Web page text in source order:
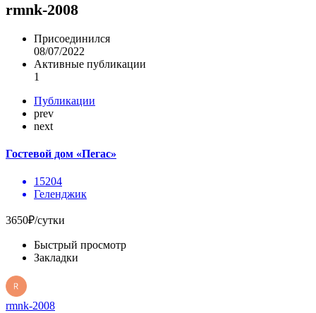
rmnk-2008
Присоединился
08/07/2022
Активные публикации
1
Публикации
prev
next
Гостевой дом «Пегас»
15204
Геленджик
3650₽/сутки
Быстрый просмотр
Закладки
rmnk-2008